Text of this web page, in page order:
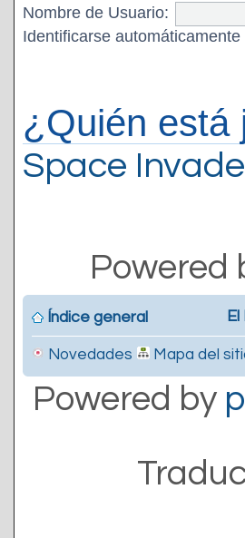
Nombre de Usuario:
Identificarse
¿Quién está
Space
Índice general
Novedades Mapa del
Powered by